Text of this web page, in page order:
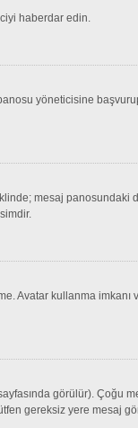
haberdar edin.
yöneticisine
mesaj
Avatar kullanma imkanı
görülür). Çoğu
gereksiz yere mesaj